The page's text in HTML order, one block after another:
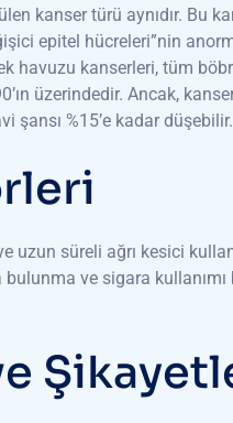
kanser türü aynıdır. Bu
epitel hücreleri”nin
havuzu kanserleri, tüm
üzerindedir. Ancak,
şansı %15’e kadar düşebilir.
uzun süreli ağrı kesici
ve sigara